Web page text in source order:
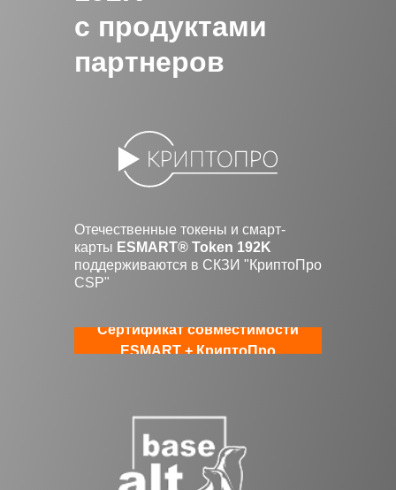
Госуслугами
с продуктами
партнеров
Отечественные токены и смарт-
карты ESMART® Token 192K
поддерживаются в СКЗИ "КриптоПро
CSP"
Сертификат совместимости
ESMART + КриптоПро